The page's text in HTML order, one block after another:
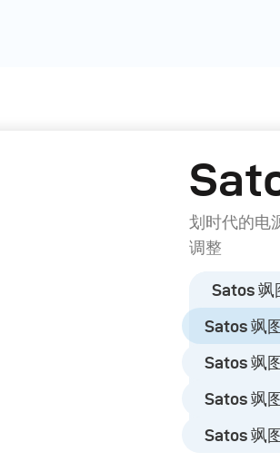
划时代的电
调整
Satos 飒
Satos 飒
Satos 飒
Satos 飒
Satos 飒